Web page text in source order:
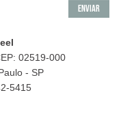
02519-000
- SP
5415